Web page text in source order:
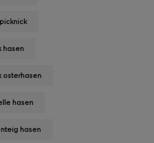
hasen
osterhasen
hasen
hasen